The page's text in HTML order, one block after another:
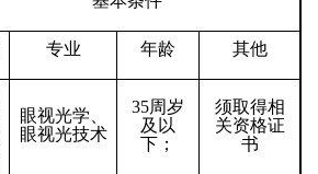
专业 年龄 其他
眼视光学、
眼视光技术
35周岁
及以
下；
须取得相
关资格证
书